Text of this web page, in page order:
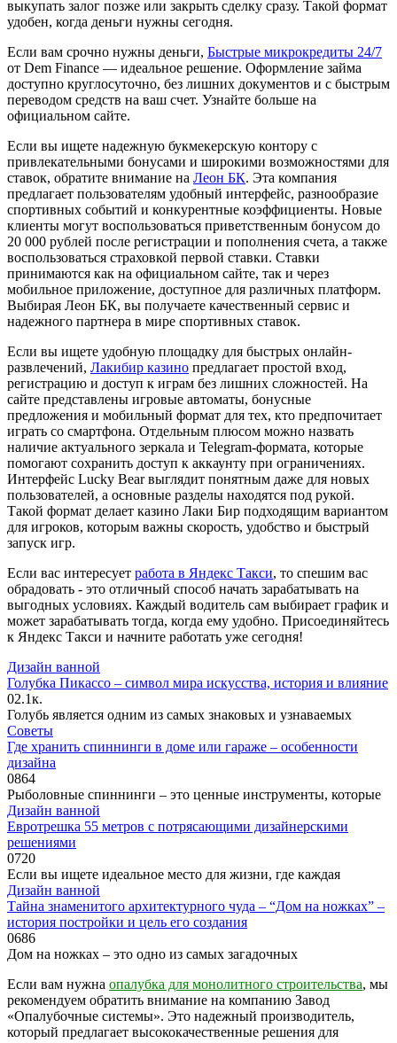
выкупать залог позже или закрыть сделку сразу. Такой формат
удобен, когда деньги нужны сегодня.
Если вам срочно нужны деньги, Быстрые микрокредиты 24/7
от Dem Finance — идеальное решение. Оформление займа
доступно круглосуточно, без лишних документов и с быстрым
переводом средств на ваш счет. Узнайте больше на
официальном сайте.
Если вы ищете надежную букмекерскую контору с
привлекательными бонусами и широкими возможностями для
ставок, обратите внимание на Леон БК. Эта компания
предлагает пользователям удобный интерфейс, разнообразие
спортивных событий и конкурентные коэффициенты. Новые
клиенты могут воспользоваться приветственным бонусом до
20 000 рублей после регистрации и пополнения счета, а также
воспользоваться страховкой первой ставки. Ставки
принимаются как на официальном сайте, так и через
мобильное приложение, доступное для различных платформ.
Выбирая Леон БК, вы получаете качественный сервис и
надежного партнера в мире спортивных ставок.
Если вы ищете удобную площадку для быстрых онлайн-
развлечений, Лакибир казино предлагает простой вход,
регистрацию и доступ к играм без лишних сложностей. На
сайте представлены игровые автоматы, бонусные
предложения и мобильный формат для тех, кто предпочитает
играть со смартфона. Отдельным плюсом можно назвать
наличие актуального зеркала и Telegram-формата, которые
помогают сохранить доступ к аккаунту при ограничениях.
Интерфейс Lucky Bear выглядит понятным даже для новых
пользователей, а основные разделы находятся под рукой.
Такой формат делает казино Лаки Бир подходящим вариантом
для игроков, которым важны скорость, удобство и быстрый
запуск игр.
Если вас интересует работа в Яндекс Такси, то спешим вас
обрадовать - это отличный способ начать зарабатывать на
выгодных условиях. Каждый водитель сам выбирает график и
может зарабатывать тогда, когда ему удобно. Присоединяйтесь
к Яндекс Такси и начните работать уже сегодня!
Дизайн ванной
Голубка Пикассо – символ мира искусства, история и влияние
02.1к.
Голубь является одним из самых знаковых и узнаваемых
Советы
Где хранить спиннинги в доме или гараже – особенности
дизайна
0864
Рыболовные спиннинги – это ценные инструменты, которые
Дизайн ванной
Евротрешка 55 метров с потрясающими дизайнерскими
решениями
0720
Если вы ищете идеальное место для жизни, где каждая
Дизайн ванной
Тайна знаменитого архитектурного чуда – “Дом на ножках” –
история постройки и цель его создания
0686
Дом на ножках – это одно из самых загадочных
Если вам нужна опалубка для монолитного строительства, мы
рекомендуем обратить внимание на компанию Завод
«Опалубочные системы». Это надежный производитель,
который предлагает высококачественные решения для